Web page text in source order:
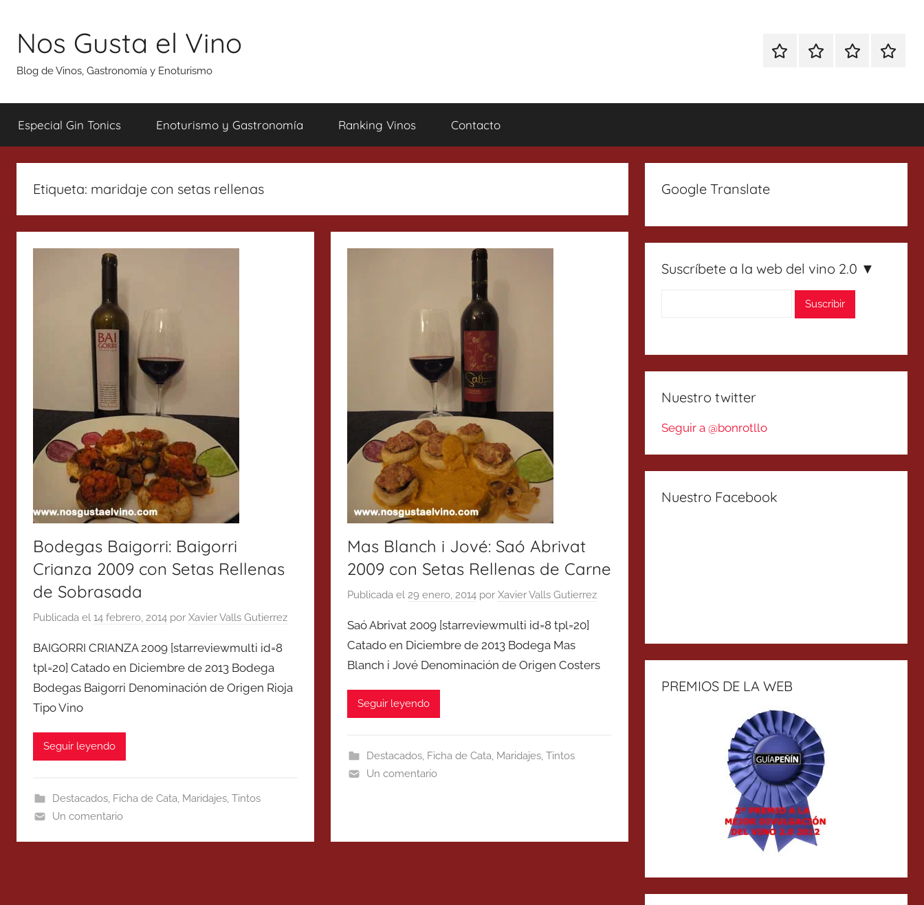
contenido
Nos Gusta el Vino
Blog de Vinos, Gastronomía y Enoturismo
EspecialEnoturismoRanking
Especial Gin Tonics Enoturismo y Gastronomía Ranking Vinos Contacto
Etiqueta: maridaje con setas rellenas
Bodegas Baigorri: Baigorri
Crianza 2009 con Setas Rellenas
de Sobrasada
Publicada el 14 febrero, 2014 por Xavier Valls Gutierrez
BAIGORRI CRIANZA 2009 [starreviewmulti id=8
tpl=20] Catado en Diciembre de 2013 Bodega
Bodegas Baigorri Denominación de Origen Rioja
Tipo Vino
Seguir leyendo
Destacados, Ficha de Cata, Maridajes, Tintos
Un comentario
Mas Blanch i Jové: Saó Abrivat
2009 con Setas Rellenas de Carne
Publicada el 29 enero, 2014 porXavier Valls Gutierrez
Saó Abrivat 2009 [starreviewmulti id=8 tpl=20]
Catado en Diciembre de 2013 Bodega Mas
Blanch i Jové Denominación de Origen Costers
Seguir leyendo
Destacados, Ficha de Cata, Maridajes, Tintos
Un comentario
Google Translate
Suscríbete a la web del vino 2.0 ▼
Nuestro twitter
Seguir a @bonrotllo
Nuestro Facebook
PREMIOS DE LA WEB